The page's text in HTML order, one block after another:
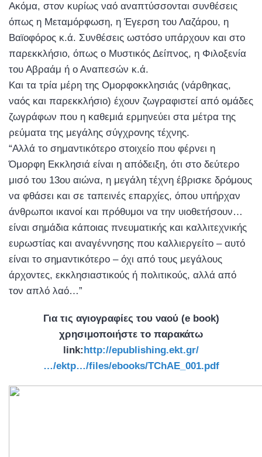
Ακόμα, στον κυρίως ναό αναπτύσσονται συνθέσεις
όπως η Μεταμόρφωση, η Έγερση του Λαζάρου, η
Βαϊοφόρος κ.ά. Συνθέσεις ωστόσο υπάρχουν και στο
παρεκκλήσιο, όπως ο Μυστικός Δείπνος, η Φιλοξενία
του Αβραάμ ή ο Αναπεσών κ.ά.
Και τα τρία μέρη της Ομορφοκκλησιάς (νάρθηκας,
ναός και παρεκκλήσιο) έχουν ζωγραφιστεί από ομάδες
ζωγράφων που η καθεμιά ερμηνεύει στα μέτρα της
ρεύματα της μεγάλης σύγχρονης τέχνης.
“Αλλά το σημαντικότερο στοιχείο που φέρνει η
Όμορφη Εκκλησιά είναι η απόδειξη, ότι στο δεύτερο
μισό του 13ου αιώνα, η μεγάλη τέχνη έβρισκε δρόμους
να φθάσει και σε ταπεινές επαρχίες, όπου υπήρχαν
άνθρωποι ικανοί και πρόθυμοι να την υιοθετήσουν…
είναι σημάδια κάποιας πνευματικής και καλλιτεχνικής
ευρωστίας και αναγέννησης που καλλιεργείτο – αυτό
είναι το σημαντικότερο – όχι από τους μεγάλους
άρχοντες, εκκλησιαστικούς ή πολιτικούς, αλλά από
τον απλό λαό…”
Για τις αγιογραφίες του ναού (e book)
χρησιμοποιήστε το παρακάτω
link: http://epublishing.ekt.gr/
…/ektp…/files/ebooks/TChAE_001.pdf